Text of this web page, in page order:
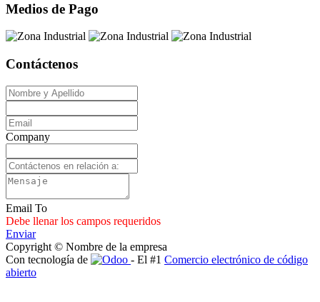
Medios de Pago
Contáctenos
Company
Email To
Debe llenar los campos requeridos
Enviar
Copyright © Nombre de la empresa
Con tecnología de
- El #1 Comercio electrónico de código
abierto